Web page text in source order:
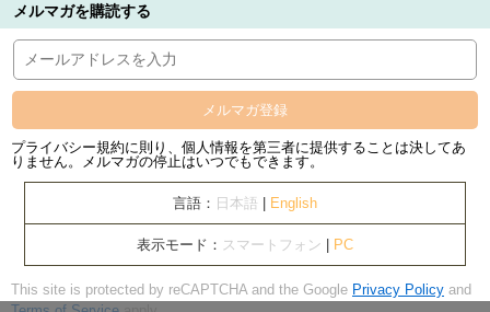
メルマガを購読する
メルマガ登録
プライバシー規約に則り、個人情報を第三者に提供することは決してあ
りません。メルマガの停止はいつでもできます。
言語： 日本語 | English
表示モード： スマートフォン | PC
This site is protected by reCAPTCHA and the Google Privacy Policy and